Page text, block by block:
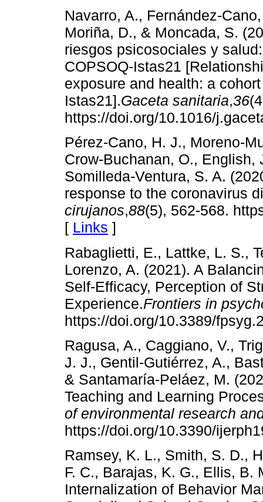
Navarro, A., Fernández-
Moriña, D., & Moncada, S.
riesgos psicosociales y
COPSOQ-Istas21
exposure and health: a
Istas21].Gaceta sanitaria,36
https://doi.org/10.1016/
Pérez-Cano, H. J., Moreno-
Crow-Buchanan, O., English,
Somilleda-Ventura, S. A.
response to the coronavirus
cirujanos,88(5), 562-568.
[ Links ]
Rabaglietti, E., Lattke, L. S.,
Lorenzo, A. (2021). A
Self-Efficacy, Perception of
Experience.Frontiers in
https://doi.org/10.3389/
Ragusa, A., Caggiano, V.,
J. J., Gentil-Gutiérrez, A.,
& Santamaría-Peláez, M.
Teaching and Learning
of environmental research
https://doi.org/10.3390/
Ramsey, K. L., Smith, S. D.,
F. C., Barajas, K. G., Ellis, B.
Internalization of Behavior